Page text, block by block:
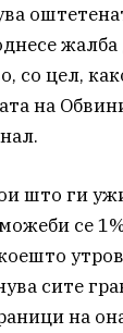
со цел,
на
што ги
се
сите
на